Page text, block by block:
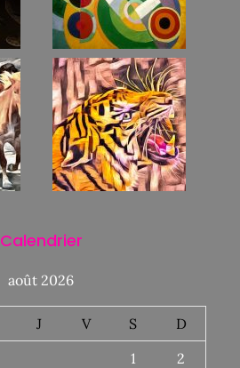
Calendrier
août 2026
J V S
D
1
2